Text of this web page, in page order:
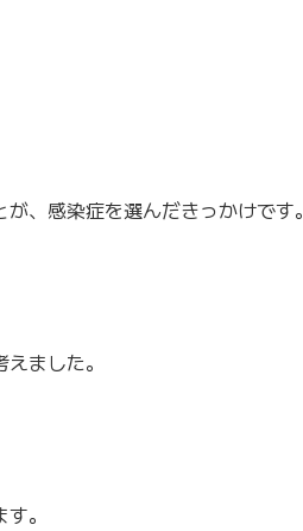
、感染症を選んだきっかけです。
ました。
。